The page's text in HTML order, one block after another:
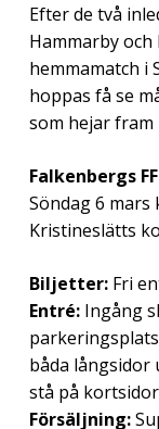
Efter de två
Hammarby
hemmamatch i
hoppas få se
som hejar fram
Falkenbergs
Söndag 6 mars
Kristineslätts
Biljetter:Fri
Entré:Ingång
båda långsidor
stå på
Försäljning: